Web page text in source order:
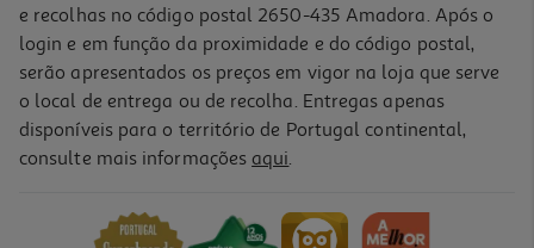
4.4
Coentros Frescos 50g
e recolhas no código postal 2650-435 Amadora. Após o
login e em função da proximidade e do código postal,
serão apresentados os preços em vigor na loja que serve
o local de entrega ou de recolha. Entregas apenas
disponíveis para o território de Portugal continental,
consulte mais informações aqui.